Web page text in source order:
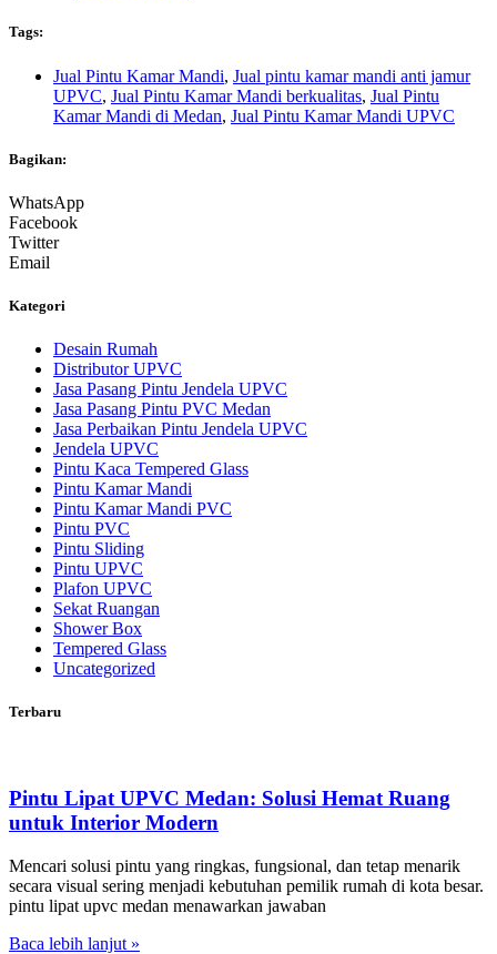
Tags:
Jual Pintu Kamar Mandi, Jual pintu kamar mandi anti jamur
UPVC, Jual Pintu Kamar Mandi berkualitas, Jual Pintu
Kamar Mandi di Medan, Jual Pintu Kamar Mandi UPVC
Bagikan:
WhatsApp
Facebook
Twitter
Email
Kategori
Desain Rumah
Distributor UPVC
Jasa Pasang Pintu Jendela UPVC
Jasa Pasang Pintu PVC Medan
Jasa Perbaikan Pintu Jendela UPVC
Jendela UPVC
Pintu Kaca Tempered Glass
Pintu Kamar Mandi
Pintu Kamar Mandi PVC
Pintu PVC
Pintu Sliding
Pintu UPVC
Plafon UPVC
Sekat Ruangan
Shower Box
Tempered Glass
Uncategorized
Terbaru
Pintu Lipat UPVC Medan: Solusi Hemat Ruang
untuk Interior Modern
Mencari solusi pintu yang ringkas, fungsional, dan tetap menarik
secara visual sering menjadi kebutuhan pemilik rumah di kota besar.
pintu lipat upvc medan menawarkan jawaban
Baca lebih lanjut »